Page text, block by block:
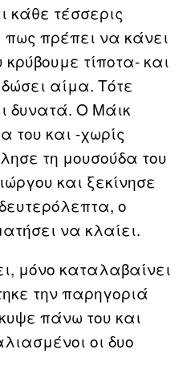
τέσσερις
πρέπει να κάνει
τίποτα- και
αίμα. Τότε
δυνατά. Ο Μάικ
του και -χωρίς
τη μουσούδα του
και ξεκίνησε
ο
να κλαίει.
μόνο καταλαβαίνει
την παρηγοριά
πάνω του και
οι δυο